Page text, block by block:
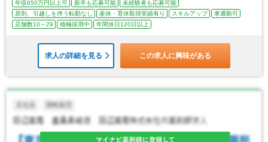
年収650万円以上可 新卒も応募可能
未経験者も応募可能
原則、引越しを伴う転勤なし
産休・育休取得実績有り スキルアップ
車通勤可
店舗数10～29
積極採用中 年間休日120日以上
求人の詳細を見る この求人に興味がある